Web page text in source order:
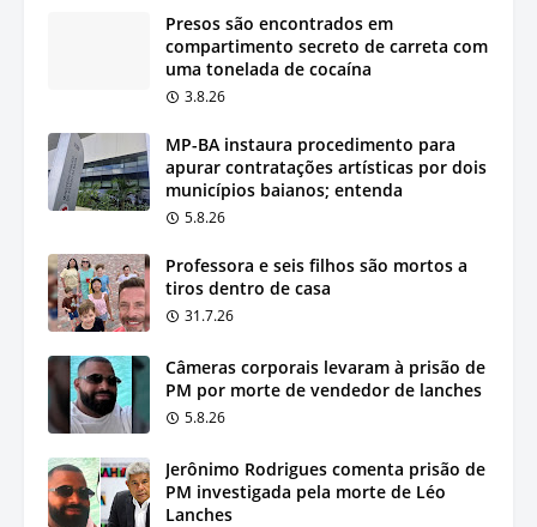
Presos são encontrados em
compartimento secreto de carreta com
uma tonelada de cocaína
3.8.26
MP-BA instaura procedimento para
apurar contratações artísticas por dois
municípios baianos; entenda
5.8.26
Professora e seis filhos são mortos a
tiros dentro de casa
31.7.26
Câmeras corporais levaram à prisão de
PM por morte de vendedor de lanches
5.8.26
Jerônimo Rodrigues comenta prisão de
PM investigada pela morte de Léo
Lanches